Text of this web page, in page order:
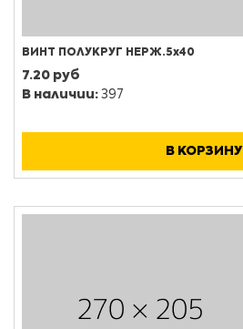
ВИНТ ПОЛУКРУГ НЕРЖ.5х40
7.20 руб
В наличии: 397
В КОРЗИНУ